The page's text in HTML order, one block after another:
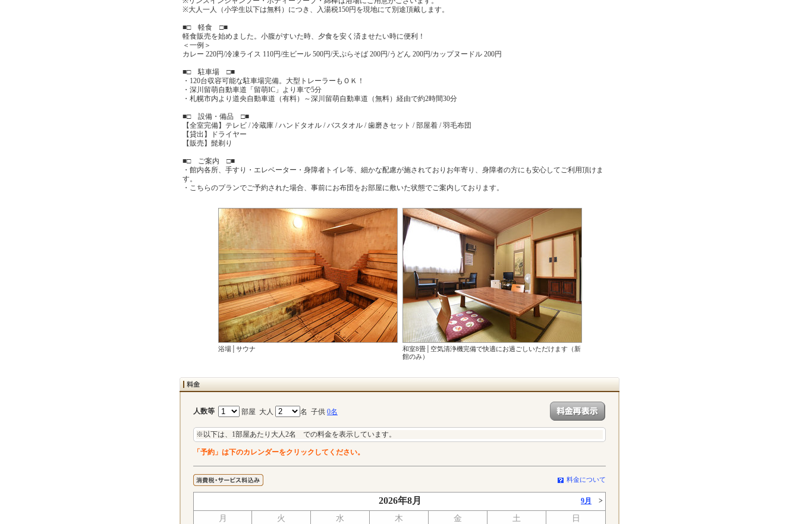
※大人一人（小学生以下は無料）につき、入湯税150円を現地にて別途頂戴します。
■□ 軽食 □■
軽食販売を始めました。小腹がすいた時、夕食を安く済ませたい時に便利！
＜一例＞
カレー 220円/冷凍ライス 110円/生ビール 500円/天ぷらそば 200円/うどん 200円/カップヌードル 200円
■□ 駐車場 □■
・120台収容可能な駐車場完備。大型トレーラーもＯＫ！
・深川留萌自動車道「留萌IC」より車で5分
・札幌市内より道央自動車道（有料）～深川留萌自動車道（無料）経由で約2時間30分
■□ 設備・備品 □■
【全室完備】テレビ / 冷蔵庫 / ハンドタオル / バスタオル / 歯磨きセット / 部屋着 / 羽毛布団
【貸出】ドライヤー
【販売】髭剃り
■□ ご案内 □■
・館内各所、手すり・エレベーター・身障者トイレ等、細かな配慮が施されておりお年寄り、身障者の方にも安心してご利用頂けま
す。
・こちらのプランでご予約された場合、事前にお布団をお部屋に敷いた状態でご案内しております。
浴場│サウナ
和室8畳│空気清浄機完備で快適にお過ごしいただけます（新
館のみ）
人数等 部屋 大人 名 子供 0名
※以下は、1部屋あたり大人2名 での料金を表示しています。
「予約」は下のカレンダーをクリックしてください。
料金について
2026年8月 9月 >
月 火 水 木 金 土 日